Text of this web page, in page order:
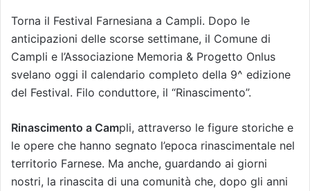
Torna il Festival Farnesiana a Campli. Dopo le
anticipazioni delle scorse settimane, il Comune di
Campli e l’Associazione Memoria & Progetto Onlus
svelano oggi il calendario completo della 9^ edizione
del Festival. Filo conduttore, il “Rinascimento”.
Rinascimento a Campli, attraverso le figure storiche e
le opere che hanno segnato l’epoca rinascimentale nel
territorio Farnese. Ma anche, guardando ai giorni
nostri, la rinascita di una comunità che, dopo gli anni